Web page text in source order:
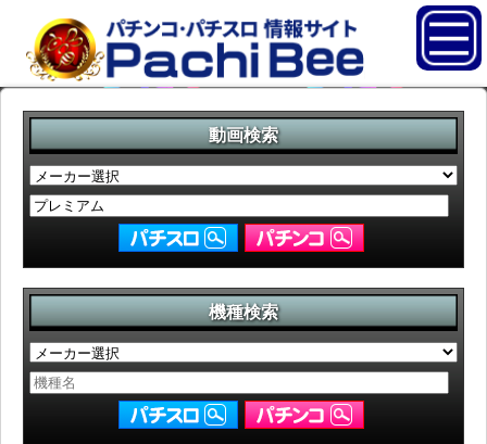
動画検索
機種検索